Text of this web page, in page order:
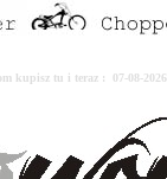
kupisz tu i teraz : 07-08-